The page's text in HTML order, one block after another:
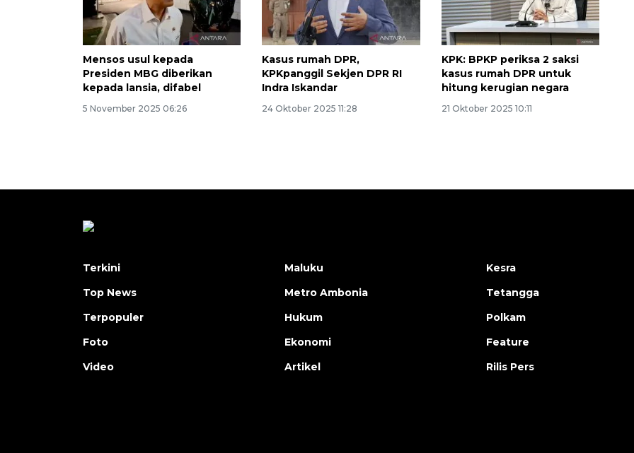
Mensos usul kepada
Presiden MBG diberikan
kepada lansia, difabel
5 November 2025 06:26
Kasus rumah DPR,
KPKpanggil Sekjen DPR RI
Indra Iskandar
24 Oktober 2025 11:28
KPK: BPKP periksa 2 saksi
kasus rumah DPR untuk
hitung kerugian negara
21 Oktober 2025 10:11
Vaksin HPV untuk siswa laki-
laki
2026-08-06 06:30:00
Terkini
Top News
Terpopuler
Foto
Video
Maluku
Metro Ambonia
Hukum
Ekonomi
Artikel
Kesra
Tetangga
Polkam
Feature
Rilis Pers